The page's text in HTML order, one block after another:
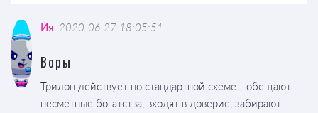
Ия 2020-06-27 18:05:51
Воры
Трилон действует по стандартной схеме - обещают
несметные богатства, входят в доверие, забирают